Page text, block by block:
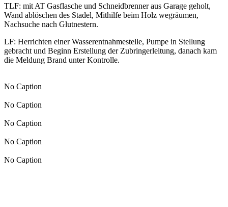
TLF: mit AT Gasflasche und Schneidbrenner aus Garage geholt,
Wand ablöschen des Stadel, Mithilfe beim Holz wegräumen,
Nachsuche nach Glutnestern.
LF: Herrichten einer Wasserentnahmestelle, Pumpe in Stellung
gebracht und Beginn Erstellung der Zubringerleitung, danach kam
die Meldung Brand unter Kontrolle.
No Caption
No Caption
No Caption
No Caption
No Caption